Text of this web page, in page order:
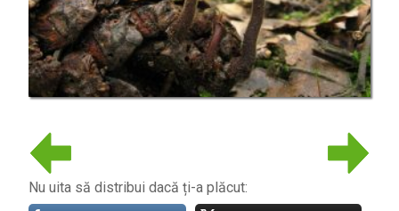
Nu uita să distribui dacă ți-a plăcut: